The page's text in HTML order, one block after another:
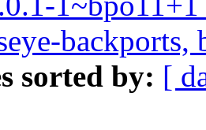
backports,
sorted by: [